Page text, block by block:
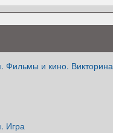
Фильмы и кино. Викторина
Игра